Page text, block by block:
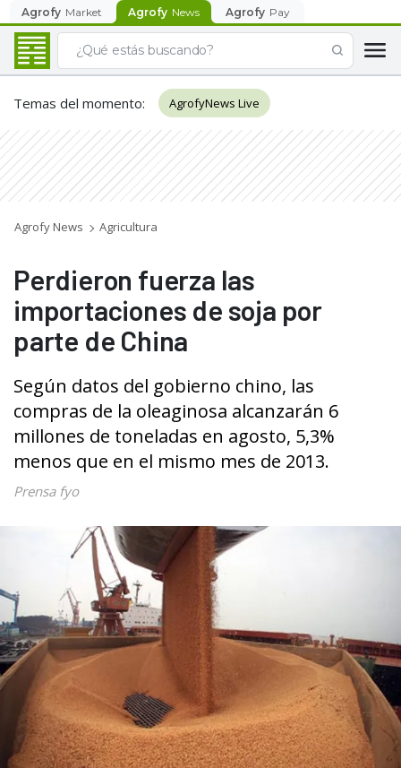
Agrofy Market Agrofy News Agrofy Pay
Temas del momento: AgrofyNews Live
Agrofy News Agricultura
Perdieron fuerza las
importaciones de soja por
parte de China
Según datos del gobierno chino, las
compras de la oleaginosa alcanzarán 6
millones de toneladas en agosto, 5,3%
menos que en el mismo mes de 2013.
Prensa fyo